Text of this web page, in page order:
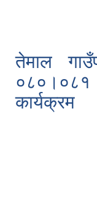
तेमाल
कार्यक्रम